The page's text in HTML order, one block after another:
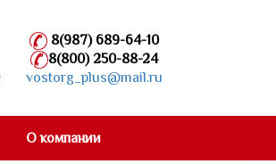
8(987) 689-64-10
8(800) 250-88-24
vostorg_plus@mail.ru
О компании